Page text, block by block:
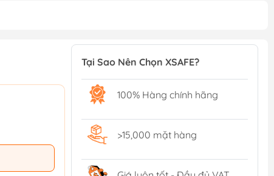
Tại Sao Nên Chọn XSAFE?
100% Hàng chính hãng
>15,000 mặt hàng